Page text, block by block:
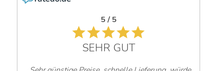
5 / 5
SEHR GUT